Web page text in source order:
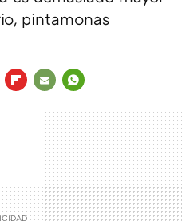
pintamonas
MAIL